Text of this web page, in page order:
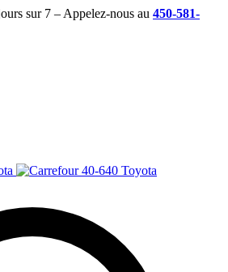
sur 7 – Appelez-nous au 450-581-